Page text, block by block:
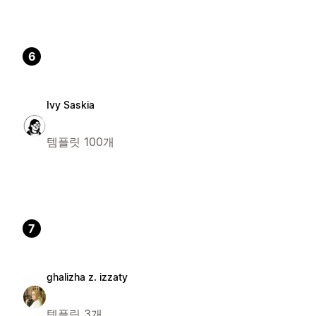
6
Ivy Saskia
템플릿 100개
7
ghalizha z. izzaty